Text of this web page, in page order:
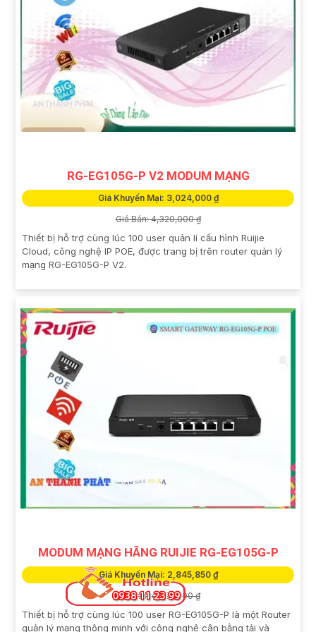
RG-EG105G-P V2 MODUM MẠNG
Giá Khuyến Mại: 3,024,000 ₫
Giá Bán: 4,320,000 ₫
Thiết bị hỗ trợ cùng lúc 100 user quản lí cấu hình Ruijie
Cloud, công nghệ IP POE, được trang bị trên router quản lý
mạng RG-EG105G-P V2.
MODUM MẠNG HÃNG RUIJIE RG-EG105G-P
Giá Khuyến Mại: 2,845,850 ₫
Giá Bán: 4,065,500 ₫
Thiết bị hỗ trợ cùng lúc 100 user RG-EG105G-P là một Router
quản lý mạng thông minh với công nghệ cân bằng tải và